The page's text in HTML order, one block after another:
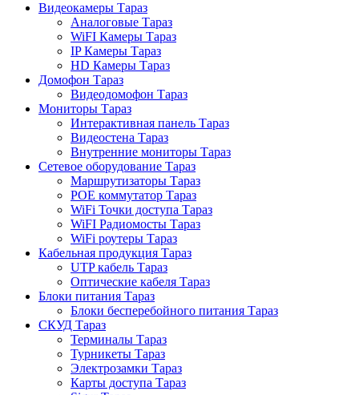
Видеокамеры Тараз
Аналоговые Тараз
WiFI Камеры Тараз
IP Камеры Тараз
HD Камеры Тараз
Домофон Тараз
Видеодомофон Тараз
Мониторы Тараз
Интерактивная панель Тараз
Видеостена Тараз
Внутренние мониторы Тараз
Сетевое оборудование Тараз
Маршрутизаторы Тараз
POE коммутатор Тараз
WiFi Точки доступа Тараз
WiFI Радиомосты Тараз
WiFi роутеры Тараз
Кабельная продукция Тараз
UTP кабель Тараз
Оптические кабеля Тараз
Блоки питания Тараз
Блоки бесперебойного питания Тараз
СКУД Тараз
Терминалы Тараз
Турникеты Тараз
Электрозамки Тараз
Карты доступа Тараз